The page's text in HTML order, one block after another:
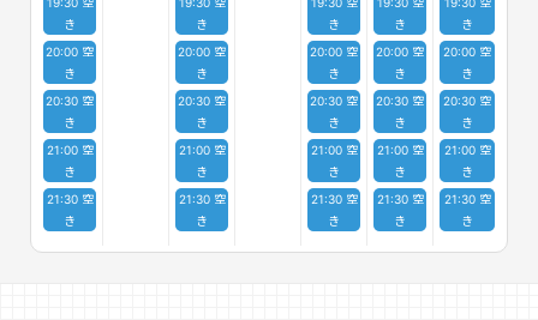
き
20:00 空
き
20:30 空
き
21:00 空
き
21:30 空
き
き
20:00 空
き
20:30 空
き
21:00 空
き
21:30 空
き
き
20:00 空
き
20:30 空
き
21:00 空
き
21:30 空
き
き
20:00 空
き
20:30 空
き
21:00 空
き
21:30 空
き
き
20:00 空
き
20:30 空
き
21:00 空
き
21:30 空
き